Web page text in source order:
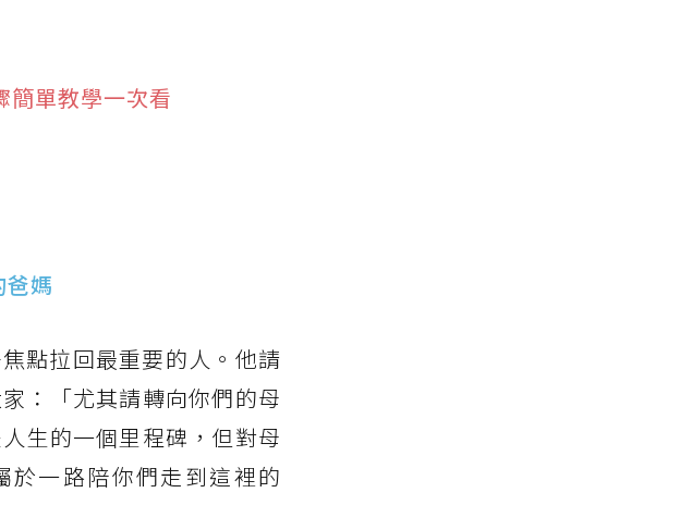
簡單教學一次看
媽
點拉回最重要的人。他請
：「尤其請轉向你們的母
生的一個里程碑，但對母
一路陪你們走到這裡的